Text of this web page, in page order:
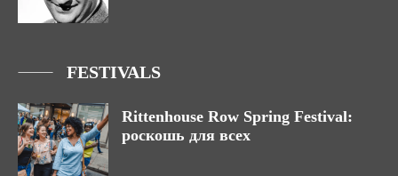
FESTIVALS
Rittenhouse Row Spring Festival:
роскошь для всех